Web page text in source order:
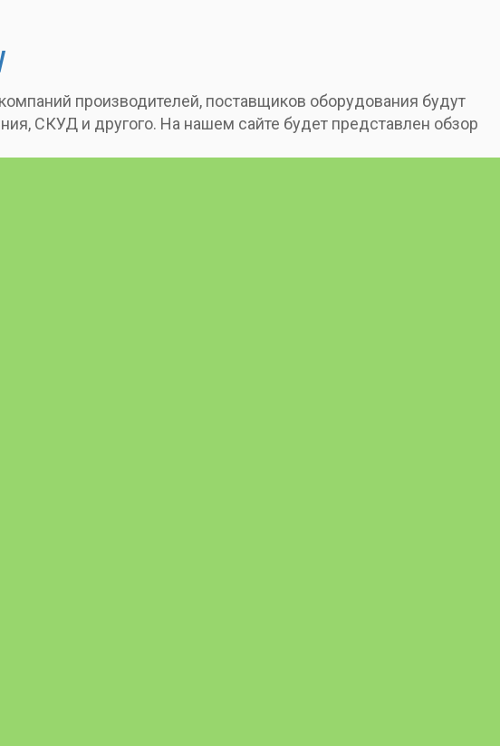
производителей, поставщиков оборудования будут
СКУД и другого. На нашем сайте будет представлен обзор